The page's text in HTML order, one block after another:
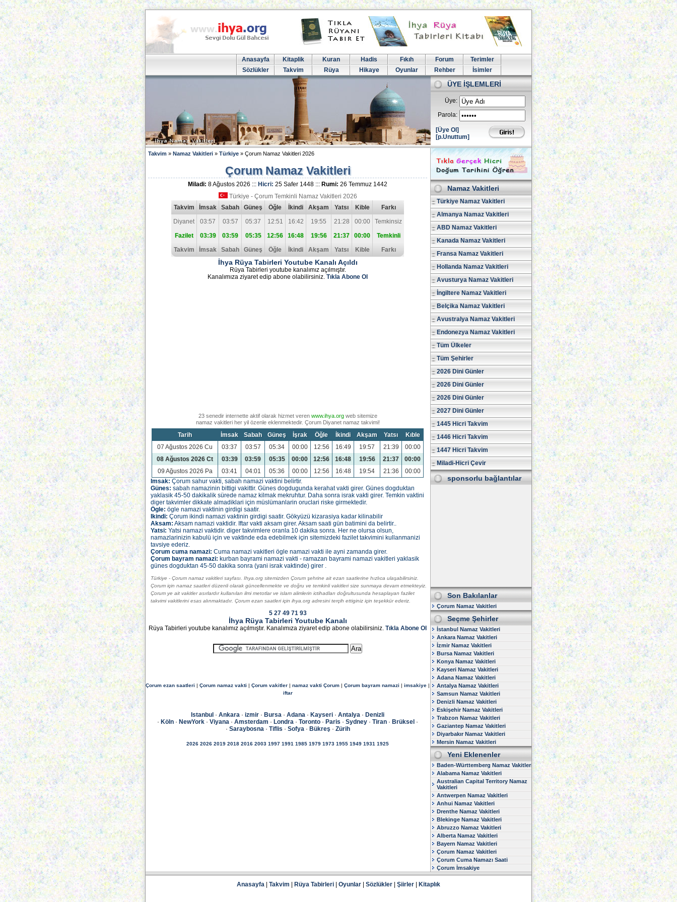
Anasayfa Kitaplik Kuran Hadis Fıkıh Forum
Terimler
Sözlükler
Takvim Rüya Hikaye Oyunlar Rehber İsimler
ÜYE İŞLEMLERİ
Üye:
Parola:
[Üye Ol]
[p.Unuttum]
Takvim » Namaz Vakitleri » Türkiye » Çorum Namaz Vakitleri 2026
Çorum Namaz Vakitleri
Miladi: 8 Ağustos 2026 ::: Hicri: 25 Safer 1448 ::: Rumi: 26 Temmuz 1442
Türkiye - Çorum Temkinli Namaz Vakitleri 2026
Takvim
Diyanet
Fazilet
Takvim
İmsak
03:57
03:39
İmsak
Sabah
03:57
03:59
Sabah
Güneş
05:37
05:35
Güneş
Öğle
12:51
12:56
Öğle
İkindi
16:42
16:48
İkindi
Akşam
19:55
19:56
Akşam
Yatsı
21:28
21:37
Yatsı
Kible
00:00
00:00
Kible
Farkı
Temkinsiz
Temkinli
Farkı
İhya Rüya Tabirleri Youtube Kanalı Açıldı
Rüya Tabirleri youtube kanalımız açılmıştır.
Kanalımıza ziyaret edip abone olabilirsiniz. Tıkla Abone Ol
23 senedir internette aktif olarak hizmet veren www.ihya.orgweb sitemize
namaz vakitleri her yil özenle eklenmektedir. Çorum Diyanet namaz takvimi!
Tarih İmsak Sabah Güneş İşrak Öğle İkindi Akşam Yatsı
Kıble
07 Ağustos 2026 Cu
03:37 03:57 05:34 00:00 12:56 16:49 19:57 21:39
00:00
08 Ağustos 2026 Ct
03:39 03:59 05:35 00:00 12:56 16:48 19:56 21:37
00:00
09 Ağustos 2026 Pa
03:41 04:01 05:36 00:00 12:56 16:48 19:54 21:36
00:00
Imsak: Çorum sahur vakti, sabah namazi vaktini belirtir.
Günes: sabah namazinin bittigi vakittir. Günes dogdugunda kerahat vakti girer. Günes dogduktan
yaklasik 45-50 dakikalik sürede namaz kilmak mekruhtur. Daha sonra israk vakti girer. Temkin vaktini
diger takvimler dikkate almadiklari için müslümanlarin oruclari riske girmektedir.
Ögle: ögle namazi vaktinin girdigi saatir.
Ikindi: Çorum ikindi namazi vaktinin girdigi saatir. Gökyüzü kizarasiya kadar kilinabilir
Aksam: Aksam namazi vaktidir. Iftar vakti aksam girer. Aksam saati gün batimini da belirtir..
Yatsi: Yatsi namazi vaktidir. diger takvimlere oranla 10 dakika sonra. Her ne olursa olsun,
namazlarinizin kabulü için ve vaktinde eda edebilmek için sitemizdeki fazilet takvimini kullanmanizi
tavsiye ederiz.
Çorum cuma namazi: Cuma namazi vakitleri ögle namazi vakti ile ayni zamanda girer.
Çorum bayram namazi: kurban bayrami namazi vakti - ramazan bayrami namazi vakitleri yaklasik
günes dogduktan 45-50 dakika sonra (yani israk vaktinde) girer .
Türkiye - Çorum namaz vakitleri sayfası. Ihya.org sitemizden Çorum şehrine ait ezan saatlerine hızlıca ulaşabilirsiniz.
Çorum için namaz saatleri düzenli olarak güncellenmekte ve doğru ve temkinli vakitleri size sunmaya devam etmekteyiz.
Çorum ye ait vakitler asırlardır kullanılan ilmi metotlar ve islam alimlerin ictihadları doğrultusunda hesaplayan fazilet
takvimi vakitlerini esas alınmaktadır. Çorum ezan saatleri için ihya.org adresini terçih ettiginiz için teşekkür ederiz.
5 27 49 71 93
İhya Rüya Tabirleri Youtube Kanalı
Rüya Tabirleri youtube kanalımız açılmıştır. Kanalımıza ziyaret edip abone olabilirsiniz. Tıkla Abone Ol
Çorum ezan saatleri | Çorum namaz vakti | Çorum vakitler | namaz vakti Çorum | Çorum bayram namazi | imsakiye |
iftar
Istanbul · Ankara · izmir · Bursa · Adana · Kayseri · Antalya · Denizli
· Köln · NewYork · Viyana · Amsterdam · Londra · Toronto · Paris · Sydney · Tiran · Brüksel ·
· Saraybosna· Tiflis · Sofya· Bükreş · Zürih
2026 2026 2019 2018 2016 2003 1997 1991 1985 1979 1973 1955 1949 1931 1925
Namaz Vakitleri
Türkiye Namaz Vakitleri
Almanya Namaz Vakitleri
ABD Namaz Vakitleri
Kanada Namaz Vakitleri
Fransa Namaz Vakitleri
Hollanda Namaz Vakitleri
Avusturya Namaz Vakitleri
İngiltere Namaz Vakitleri
Belçika Namaz Vakitleri
Avustralya Namaz Vakitleri
Endonezya Namaz Vakitleri
Tüm Ülkeler
Tüm Şehirler
2026 Dini Günler
2026 Dini Günler
2026 Dini Günler
2027 Dini Günler
1445 Hicri Takvim
1446 Hicri Takvim
1447 Hicri Takvim
Miladi-Hicri Çevir
sponsorlu bağlantılar
Son Bakılanlar
Çorum Namaz Vakitleri
Seçme Şehirler
İstanbul Namaz Vakitleri
Ankara Namaz Vakitleri
İzmir Namaz Vakitleri
Bursa Namaz Vakitleri
Konya Namaz Vakitleri
Kayseri Namaz Vakitleri
Adana Namaz Vakitleri
Antalya Namaz Vakitleri
Samsun Namaz Vakitleri
Denizli Namaz Vakitleri
Eskişehir Namaz Vakitleri
Trabzon Namaz Vakitleri
Gaziantep Namaz Vakitleri
Diyarbakır Namaz Vakitleri
Mersin Namaz Vakitleri
Yeni Eklenenler
Baden-Württemberg Namaz Vakitleri
Alabama Namaz Vakitleri
Australian Capital Territory Namaz
Vakitleri
Antwerpen Namaz Vakitleri
Anhui Namaz Vakitleri
Drenthe Namaz Vakitleri
Blekinge Namaz Vakitleri
Abruzzo Namaz Vakitleri
Alberta Namaz Vakitleri
Bayern Namaz Vakitleri
Çorum Namaz Vakitleri
Çorum Cuma Namazı Saati
Çorum İmsakiye
Anasayfa Takvim Rüya Tabirleri Oyunlar Sözlükler Şiirler Kitaplık